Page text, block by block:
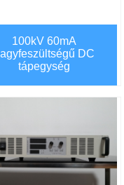
100kV 60mA
DC
tápegység